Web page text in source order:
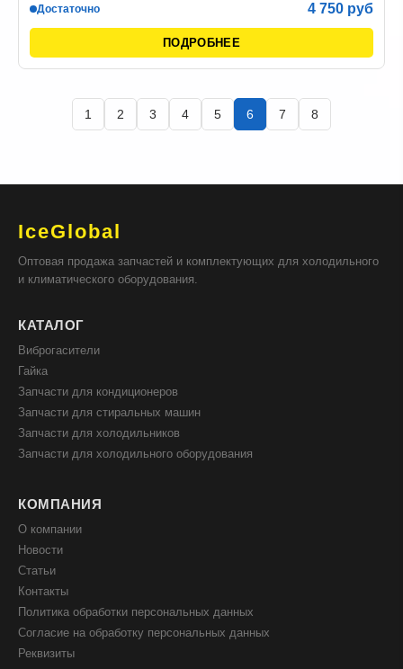
Достаточно 4 750 руб
ПОДРОБНЕЕ
1 2 3 4 5 6 7 8
IceGlobal
Оптовая продажа запчастей и комплектующих для холодильного
и климатического оборудования.
КАТАЛОГ
Виброгасители
Гайка
Запчасти для кондиционеров
Запчасти для стиральных машин
Запчасти для холодильников
Запчасти для холодильного оборудования
КОМПАНИЯ
О компании
Новости
Статьи
Контакты
Политика обработки персональных данных
Согласие на обработку персональных данных
Реквизиты